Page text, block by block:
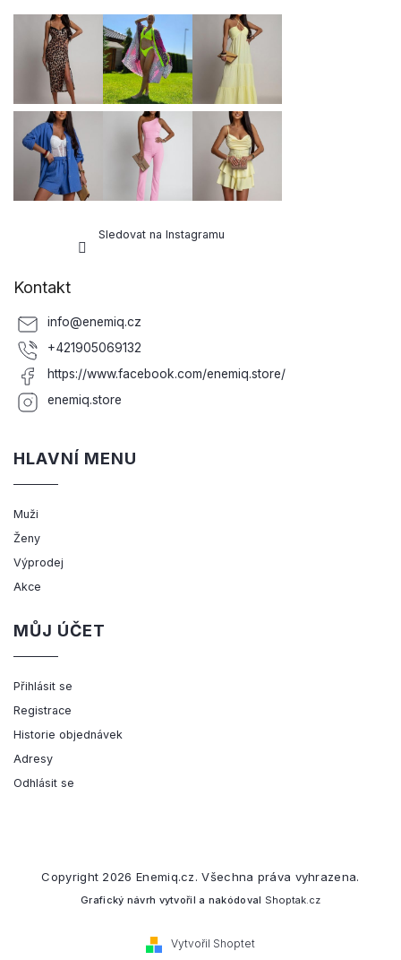
Sledovat na Instagramu
Kontakt
info@enemiq.cz
+421905069132
https://www.facebook.com/enemiq.store/
enemiq.store
HLAVNÍ MENU
Muži
Ženy
Výprodej
Akce
MŮJ ÚČET
Přihlásit se
Registrace
Historie objednávek
Adresy
Odhlásit se
Vytvořil Shoptet
Copyright 2026 Enemiq.cz. Všechna práva vyhrazena.
Grafický návrh vytvořil a nakódoval Shoptak.cz